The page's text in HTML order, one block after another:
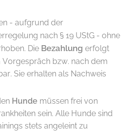
- aufgrund der
nach § 19 UStG - ohne
Die Bezahlung erfolgt
bzw. nach dem
Sie erhalten als Nachweis
Hunde müssen frei von
sein. Alle Hunde sind
stets angeleint zu